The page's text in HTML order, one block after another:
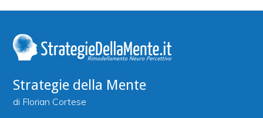
Strategie della Mente
di Florian Cortese